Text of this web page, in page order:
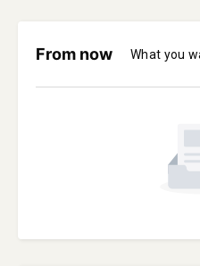
From now What you